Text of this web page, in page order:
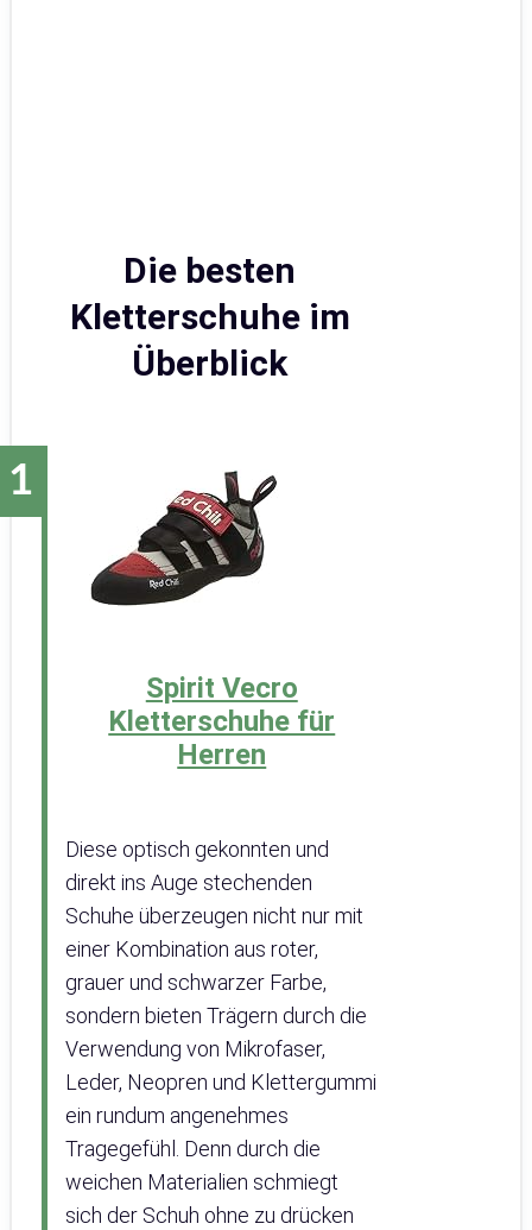
Die besten
Kletterschuhe im
Überblick
Spirit Vecro
Kletterschuhe für
Herren
Diese optisch gekonnten und
direkt ins Auge stechenden
Schuhe überzeugen nicht nur mit
einer Kombination aus roter,
grauer und schwarzer Farbe,
sondern bieten Trägern durch die
Verwendung von Mikrofaser,
Leder, Neopren und Klettergummi
ein rundum angenehmes
Tragegefühl. Denn durch die
weichen Materialien schmiegt
sich der Schuh ohne zu drücken